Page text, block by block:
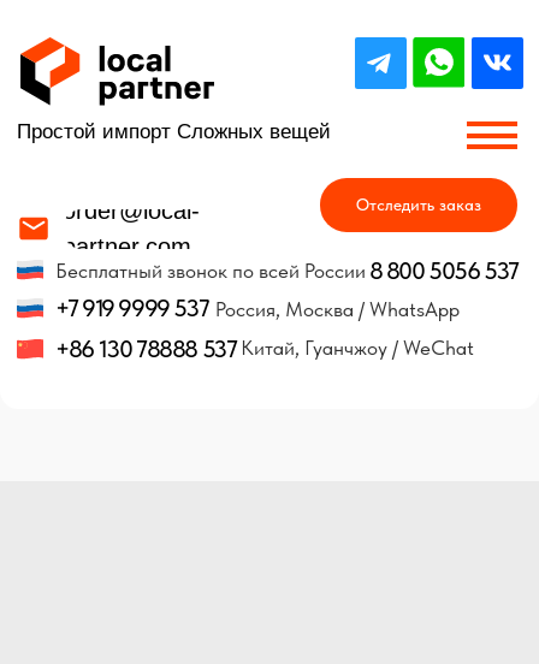
+86 130 78888 537
+7 919 9999 537
8 800 5056 537
Китай, Гуанчжоу / WeChat
Россия, Москва / WhatsApp
Простой импорт Сложных вещей
Отследить заказ